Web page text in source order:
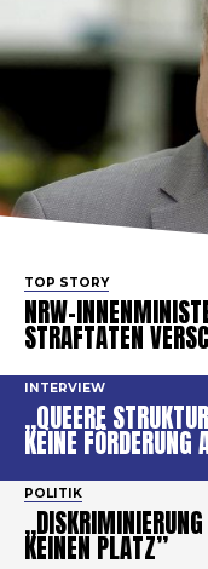
TOP STORY
NRW-
STRAFTATEN
INTERVIEW
„QUEERE
KEINE FÖRDERUNG
POLITIK
KEINEN PLATZ”